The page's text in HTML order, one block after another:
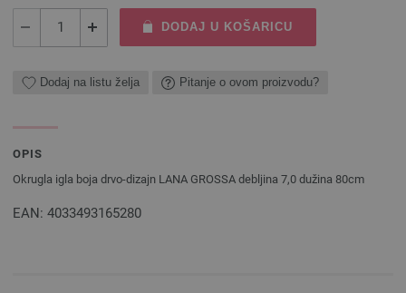
DODAJ U KOŠARICU
Dodaj na listu želja Pitanje o ovom proizvodu?
OPIS
Okrugla igla boja drvo-dizajn LANA GROSSA debljina 7,0 dužina 80cm
EAN: 4033493165280